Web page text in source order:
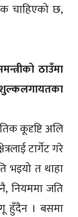
चाहिएको छ,
ठाउँमा
कूदृष्टि अलि
टार्गेट गरे
भइयो त थाहा
नियममा जति
हुँदैन । बसमा